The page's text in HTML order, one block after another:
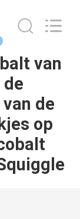
van
de
de
op